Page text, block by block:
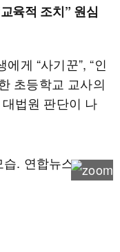
육적 조치” 원심
게 “사기꾼”, “인
초등학교 교사의
법원 판단이 나